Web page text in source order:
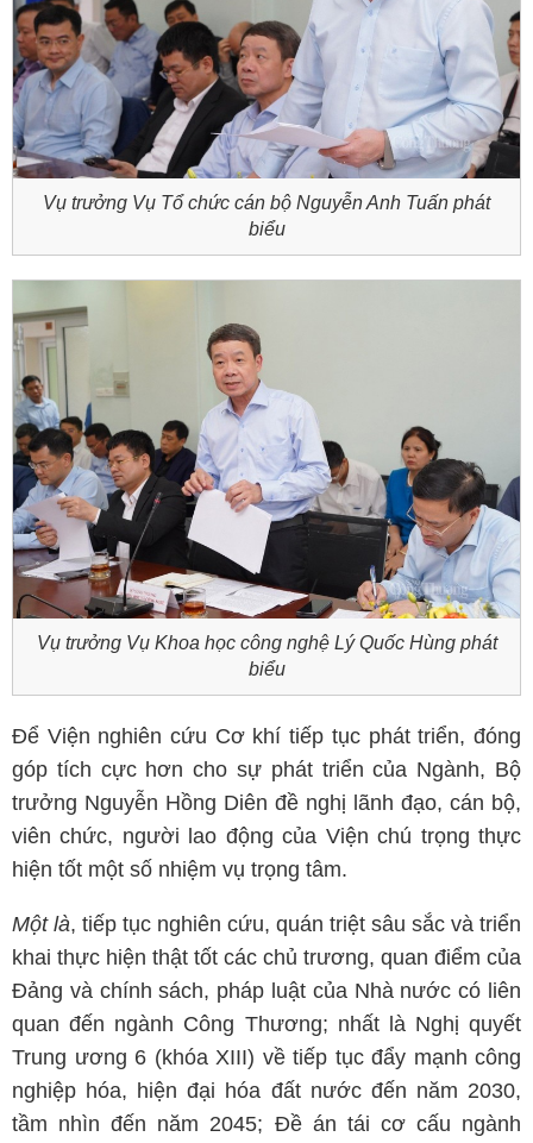
Vụ trưởng Vụ Tổ chức cán bộ Nguyễn Anh Tuấn phát
biểu
Vụ trưởng Vụ Khoa học công nghệ Lý Quốc Hùng phát
biểu
Để Viện nghiên cứu Cơ khí tiếp tục phát triển, đóng
góp tích cực hơn cho sự phát triển của Ngành, Bộ
trưởng Nguyễn Hồng Diên đề nghị lãnh đạo, cán bộ,
viên chức, người lao động của Viện chú trọng thực
hiện tốt một số nhiệm vụ trọng tâm.
Một là, tiếp tục nghiên cứu, quán triệt sâu sắc và triển
khai thực hiện thật tốt các chủ trương, quan điểm của
Đảng và chính sách, pháp luật của Nhà nước có liên
quan đến ngành Công Thương; nhất là Nghị quyết
Trung ương 6 (khóa XIII) về tiếp tục đẩy mạnh công
nghiệp hóa, hiện đại hóa đất nước đến năm 2030,
tầm nhìn đến năm 2045; Đề án tái cơ cấu ngành